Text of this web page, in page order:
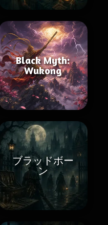
Black Myth:
Wukong
ブラッドボー
ン